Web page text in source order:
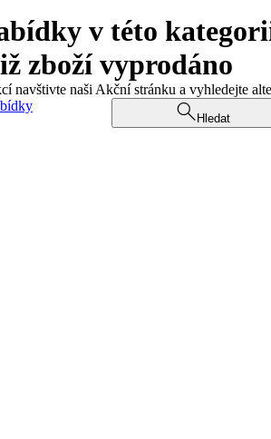
v této
zboží vyprodáno
navštivte naši Akční stránku a vyhledejte
Hledat